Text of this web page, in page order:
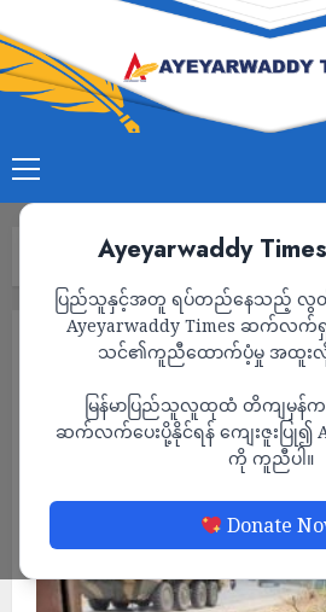
Ayeyarwaddy
ပြည်သူနှင့်အတူ ရပ်တည်နေသည့် လွ
Ayeyarwaddy Times ဆက်လ
သင်၏ကူညီထောက်ပံ့မှု အထူးလို
မြန်မာပြည်သူလူထုထံ တိကျမှန်က
ဆက်လက်ပေးပို့နိုင်ရန် ကျေးဇူးပြု၍
ကို ကူညီပါ။
Donate
သတင်း Page 861
သတင်း